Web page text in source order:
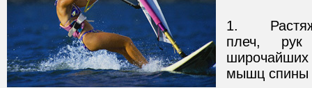
1.
плеч,
широчайших
мышц спины